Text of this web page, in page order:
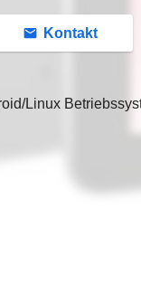
Kontakt
Linux